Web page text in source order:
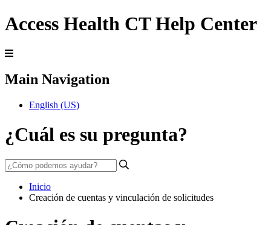
Access Health CT Help Center
Main Navigation
English (US)
¿Cuál es su pregunta?
Inicio
Creación de cuentas y vinculación de solicitudes